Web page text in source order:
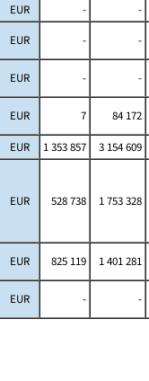
EUR - -
EUR - -
EUR - -
EUR 7 84 172
EUR 1 353 857 3 154 609
EUR 528 738 1 753 328
EUR 825 119 1 401 281
EUR - -